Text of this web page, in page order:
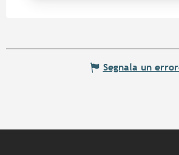
Segnala un